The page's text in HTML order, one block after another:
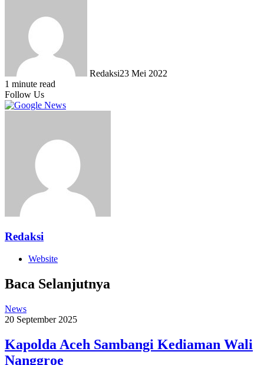
Redaksi23 Mei 2022
1 minute read
Follow Us
Redaksi
Website
Baca Selanjutnya
News
20 September 2025
Kapolda Aceh Sambangi Kediaman Wali
Nanggroe